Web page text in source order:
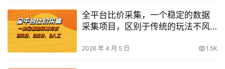
全平台比价采集，一个稳定的数据
采集项目，区别于传统的玩法不风
2026 年 4 月 5 日 1.5K